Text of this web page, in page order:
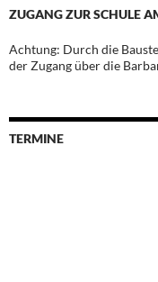
ZUGANG ZUR SCHULE
Achtung: Durch die
der Zugang über die
TERMINE